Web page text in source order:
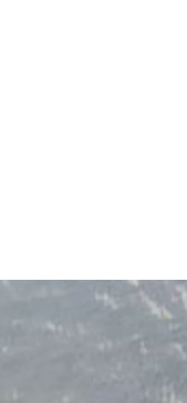
Schwemmsand
Fachleuten.
der Atem
Atmosphäre direkt am
Etagen mit